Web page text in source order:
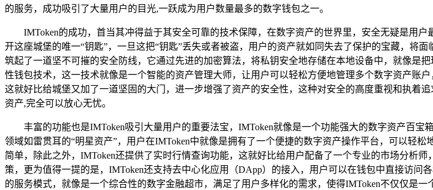
的服务，成功吸引了大量用户的目光,一跃成为用户数量最多的数字钱包之一。
IMToken的成功，首当其冲得益于其安全可靠的技术保障，在数字资产的世界里，安全无疑是用
开这座城堡的唯一“钥匙”，一旦这把“钥匙”丢失或者被盗，用户的资产就如同失去了保护的宝藏，将
筑起了一道坚不可摧的安全防线，它通过先进的加密算法，将私钥安全地存储在本地设备中，就像是
性钱包技术，这一技术就像是一个智能的资产管理大师，让用户可以轻松方便地管理多个数字资产账
这就好比给城堡又加了一道坚固的大门，进一步增强了资产的安全性，这种对安全的高度重视和执着
资产,完全可以放心无忧。
丰富的功能也是IMToken吸引大量用户的重要法宝，IMToken就像是一个功能强大的数字资产百
领域如雷贯耳的“明星资产”，用户在IMToken中就像是拥有了一个便捷的数字资产操作平台，可以轻
简单，除此之外，IMToken还提供了实时行情查询功能，这就好比给用户配备了一个专业的市场分析
策，更为值得一提的是，IMToken还支持去中心化应用（DApp）的接入，用户可以在钱包中直接访问
的服务模式，就像是一个综合性的数字金融超市，满足了用户多样化的需求，使得IMToken不仅仅是